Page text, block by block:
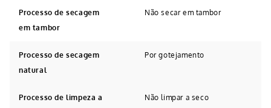
Processo de secagem
em tambor
Não secar em tambor
Processo de secagem
natural
Por gotejamento
Processo de limpeza a Não limpar a seco